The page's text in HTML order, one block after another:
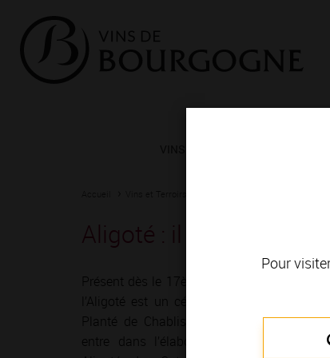
Pour
Aligoté : il a tout d’un
Présent dès le 17ème siècle en Bourgogne,
l’Aligoté est un cépage natif de la région.
Planté de Chablis jusqu’au Mâconnais, il
entre dans l’élaboration des Bourgogne-